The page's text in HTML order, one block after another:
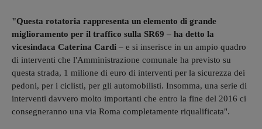
"Questa rotatoria rappresenta un elemento di grande
miglioramento per il traffico sulla SR69 – ha detto la
vicesindaca Caterina Cardi – e si inserisce in un ampio quadro
di interventi che l'Amministrazione comunale ha previsto su
questa strada, 1 milione di euro di interventi per la sicurezza dei
pedoni, per i ciclisti, per gli automobilisti. Insomma, una serie di
interventi davvero molto importanti che entro la fine del 2016 ci
consegneranno una via Roma completamente riqualificata".